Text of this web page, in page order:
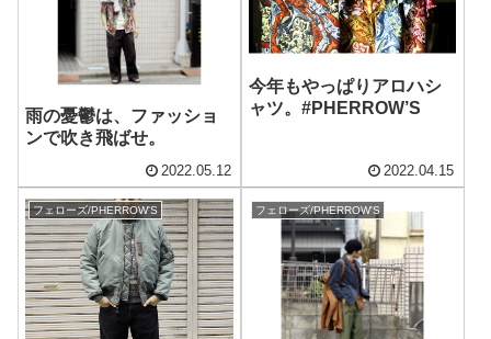
雨の憂鬱は、ファッショ
ンで吹き飛ばせ。
2022.05.12
今年もやっぱりアロハシ
ャツ。#PHERROW’S
2022.04.15
フェローズ/PHERROW'S フェローズ/PHERROW'S